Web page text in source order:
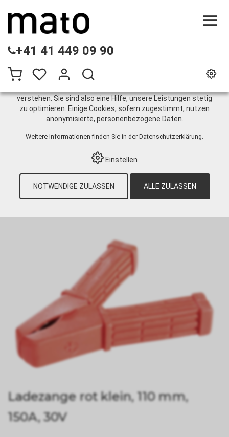
+41 41 449 09 90
Zubehör und Ersatzteile zu
Pumpen
HOME › E-SHOP › INDUSTRIETECHNIK
DIESELTECHNIK › ZUBEHÖR
ZUBEHÖR
UND ERSATZTEILE ZU PUMPEN ›
Ladezange rot klein, 110 mm,
150A, 30V
DIESE WEBSITE VERWENDET COOKIES
Wir nutzen auf unserer Website verschiedene Cookies:
Einige sind notwendig für den korrekten Betrieb der Website,
andere ermöglichen Ihnen mehr Funktionalitäten, und noch
verstehen. Sie sind also eine Hilfe, unsere Leistungen stetig
zu optimieren. Einige Cookies, sofern zugestimmt, nutzen
anonymisierte, personenbezogene Daten.
Weitere Informationen finden Sie in der Datenschutzerklärung.
Einstellen
NOTWENDIGE ZULASSEN ALLE ZULASSEN